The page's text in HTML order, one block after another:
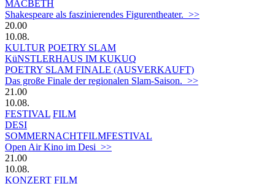
MACBETH
Shakespeare als faszinierendes Figurentheater. >>
20.00
10.08.
KULTUR POETRY SLAM
KüNSTLERHAUS IM KUKUQ
POETRY SLAM FINALE (AUSVERKAUFT)
Das große Finale der regionalen Slam-Saison. >>
21.00
10.08.
FESTIVAL FILM
DESI
SOMMERNACHTFILMFESTIVAL
Open Air Kino im Desi >>
21.00
10.08.
KONZERT FILM